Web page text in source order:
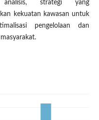
strategi yang
kekuatan kawasan untuk
pengelolaan dan